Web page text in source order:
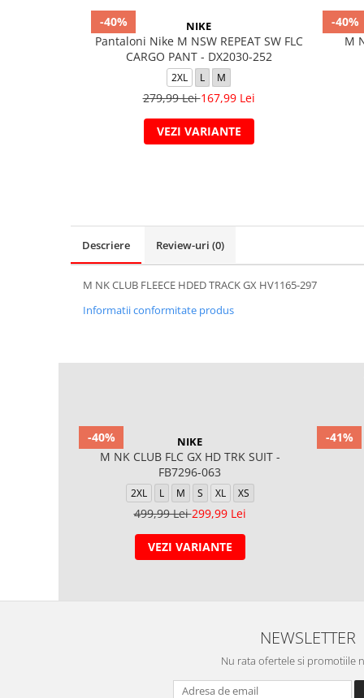
-40% NIKE
Pantaloni Nike M NSW REPEAT SW FLC
CARGO PANT - DX2030-252
2XL L M
279,99 Lei167,99 Lei
VEZI VARIANTE
-40%
M
Descriere Review-uri (0)
M NK CLUB FLEECE HDED TRACK GX HV1165-297
Informatii conformitate produs
-40% NIKE
M NK CLUB FLC GX HD TRK SUIT -
FB7296-063
2XL L M S XL XS
499,99 Lei299,99 Lei
VEZI VARIANTE
-41%
NEWSLETTER
Nu rata ofertele si promotiile